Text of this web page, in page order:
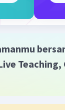
Teaching,